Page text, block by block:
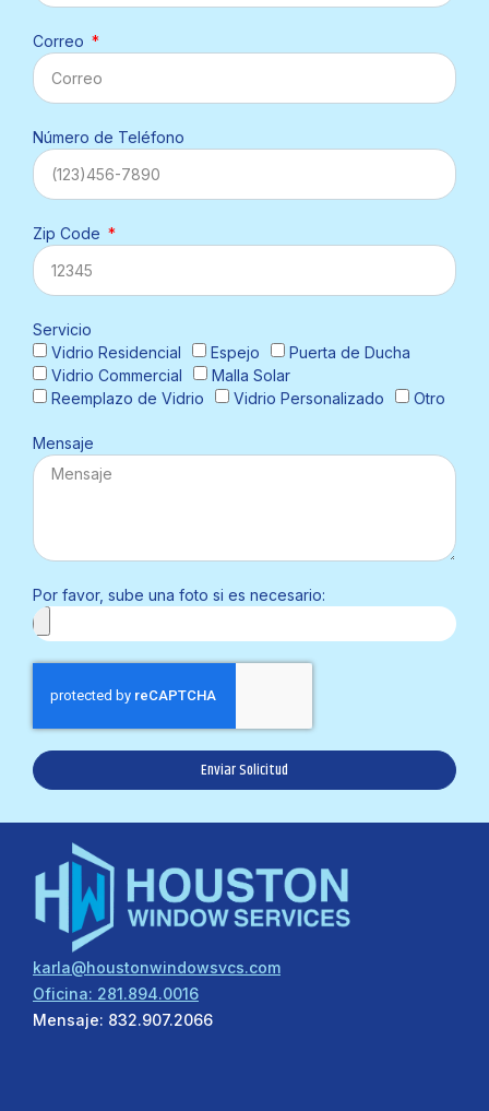
Correo
Número de Teléfono
Zip Code
Servicio
Vidrio Residencial
Espejo
Puerta de Ducha
Vidrio Commercial
Malla Solar
Reemplazo de Vidrio
Vidrio Personalizado Otro
Mensaje
Por favor, sube una foto si es necesario:
Enviar Solicitud
karla@houstonwindowsvcs.com
Oficina: 281.894.0016
Mensaje: 832.907.2066